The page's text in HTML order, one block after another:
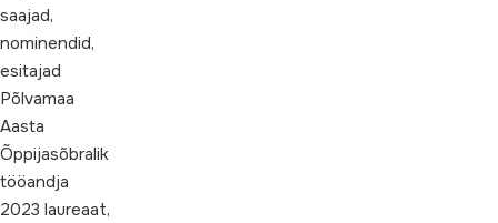
saajad,
nominendid,
esitajad
Põlvamaa
Aasta
Õppijasõbralik
tööandja
2023 laureaat,